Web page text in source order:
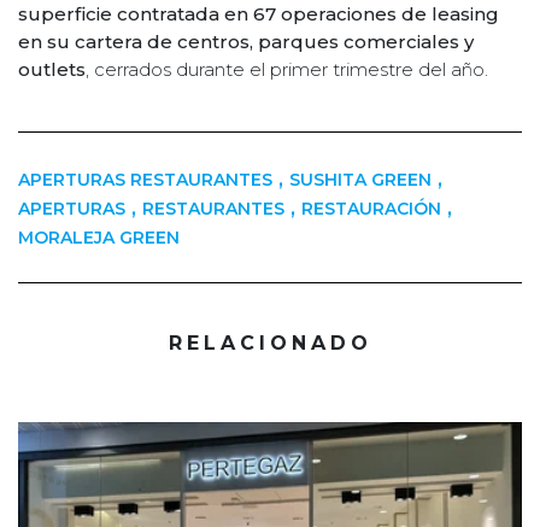
superficie contratada en 67 operaciones de leasing
en su cartera de centros, parques comerciales y
outlets , cerrados durante el primer trimestre del año.
APERTURAS RESTAURANTES , SUSHITA GREEN ,
APERTURAS , RESTAURANTES , RESTAURACIÓN ,
MORALEJA GREEN
RELACIONADO